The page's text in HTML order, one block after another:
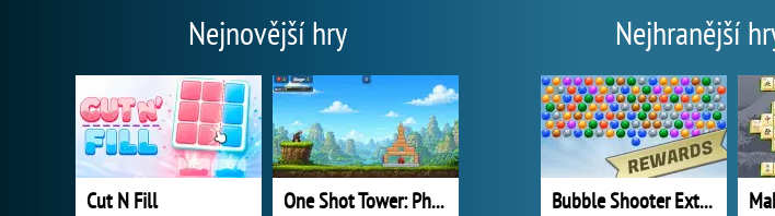
Nejnovější hry
Cut N Fill One Shot Tower: Physics Destroyer
Nejhranější
Bubble Shooter Extreme